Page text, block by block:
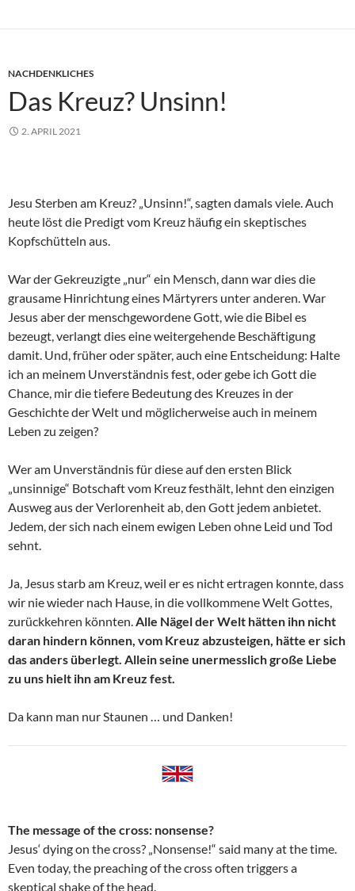
NACHDENKLICHES
Das Kreuz? Unsinn!
2. APRIL 2021
Jesu Sterben am Kreuz? „Unsinn!“, sagten damals viele. Auch
heute löst die Predigt vom Kreuz häufig ein skeptisches
Kopfschütteln aus.
War der Gekreuzigte „nur“ ein Mensch, dann war dies die
grausame Hinrichtung eines Märtyrers unter anderen. War
Jesus aber der menschgewordene Gott, wie die Bibel es
bezeugt, verlangt dies eine weitergehende Beschäftigung
damit. Und, früher oder später, auch eine Entscheidung: Halte
ich an meinem Unverständnis fest, oder gebe ich Gott die
Chance, mir die tiefere Bedeutung des Kreuzes in der
Geschichte der Welt und möglicherweise auch in meinem
Leben zu zeigen?
Wer am Unverständnis für diese auf den ersten Blick
„unsinnige“ Botschaft vom Kreuz festhält, lehnt den einzigen
Ausweg aus der Verlorenheit ab, den Gott jedem anbietet.
Jedem, der sich nach einem ewigen Leben ohne Leid und Tod
sehnt.
Ja, Jesus starb am Kreuz, weil er es nicht ertragen konnte, dass
wir nie wieder nach Hause, in die vollkommene Welt Gottes,
zurückkehren könnten.Alle Nägel der Welt hätten ihn nicht
daran hindern können, vom Kreuz abzusteigen, hätte er sich
das anders überlegt. Allein seine unermesslich große Liebe
zu uns hielt ihn am Kreuz fest.
Da kann man nur Staunen … und Danken!
The message of the cross: nonsense?
Jesus‘ dying on the cross? „Nonsense!“ said many at the time.
Even today, the preaching of the cross often triggers a
skeptical shake of the head.